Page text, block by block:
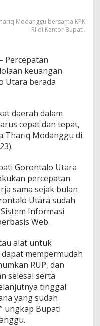
D
i
s
a
J
i
D
e
s
e
r
c
o
n
t
o
a
n
B
e
b
a
K
o
r
Modanggu bersama KPK
RI di Kantor Bupati.
– Percepatan
keuangan
Utara berada
daerah dalam
cepat dan tepat,
Thariq Modanggu di
Gorontalo Utara
percepatan
sama sejak bulan
Utara sudah
Informasi
Web.
alat untuk
mempermudah
RUP, dan
selesai serta
tinggal
yang sudah
ungkap Bupati